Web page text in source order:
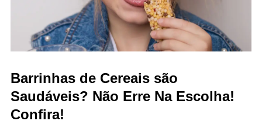
Barrinhas de Cereais são
Saudáveis? Não Erre Na Escolha!
Confira!